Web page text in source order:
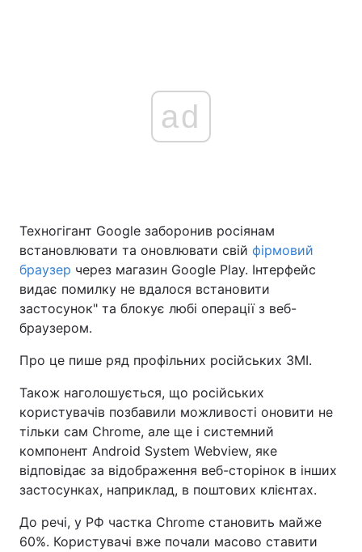
ad
Техногігант Google заборонив росіянам
встановлювати та оновлювати свій фірмовий
браузер через магазин Google Play. Інтерфейс
видає помилку не вдалося встановити
застосунок" та блокує любі операції з веб-
браузером.
Про це пише ряд профільних російських ЗМІ.
Також наголошується, що російських
користувачів позбавили можливості оновити не
тільки сам Chrome, але ще і системний
компонент Android System Webview, яке
відповідає за відображення веб-сторінок в інших
застосунках, наприклад, в поштових клієнтах.
До речі, у РФ частка Chrome становить майже
60%. Користувачі вже почали масово ставити